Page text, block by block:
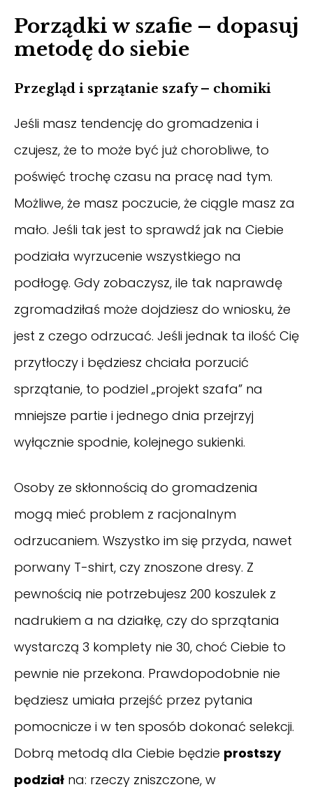
Porządki w szafie – dopasuj
metodę do siebie
Przegląd i sprzątanie szafy – chomiki
Jeśli masz tendencję do gromadzenia i
czujesz, że to może być już chorobliwe, to
poświęć trochę czasu na pracę nad tym.
Możliwe, że masz poczucie, że ciągle masz za
mało. Jeśli tak jest to sprawdź jak na Ciebie
podziała wyrzucenie wszystkiego na
podłogę. Gdy zobaczysz, ile tak naprawdę
zgromadziłaś może dojdziesz do wniosku, że
jest z czego odrzucać. Jeśli jednak ta ilość Cię
przytłoczy i będziesz chciała porzucić
sprzątanie, to podziel „projekt szafa” na
mniejsze partie i jednego dnia przejrzyj
wyłącznie spodnie, kolejnego sukienki.
Osoby ze skłonnością do gromadzenia
mogą mieć problem z racjonalnym
odrzucaniem. Wszystko im się przyda, nawet
porwany T-shirt, czy znoszone dresy. Z
pewnością nie potrzebujesz 200 koszulek z
nadrukiem a na działkę, czy do sprzątania
wystarczą 3 komplety nie 30, choć Ciebie to
pewnie nie przekona. Prawdopodobnie nie
będziesz umiała przejść przez pytania
pomocnicze i w ten sposób dokonać selekcji.
Dobrą metodą dla Ciebie będzie prostszy
podział na: rzeczy zniszczone, w